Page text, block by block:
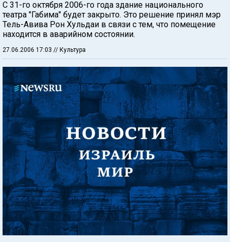
С 31-го октября 2006-го года здание национального
театра "Габима" будет закрыто. Это решение принял мэр
Тель-Авива Рон Хульдаи в связи с тем, что помещение
находится в аварийном состоянии.
27.06.2006 17:03 // Культура